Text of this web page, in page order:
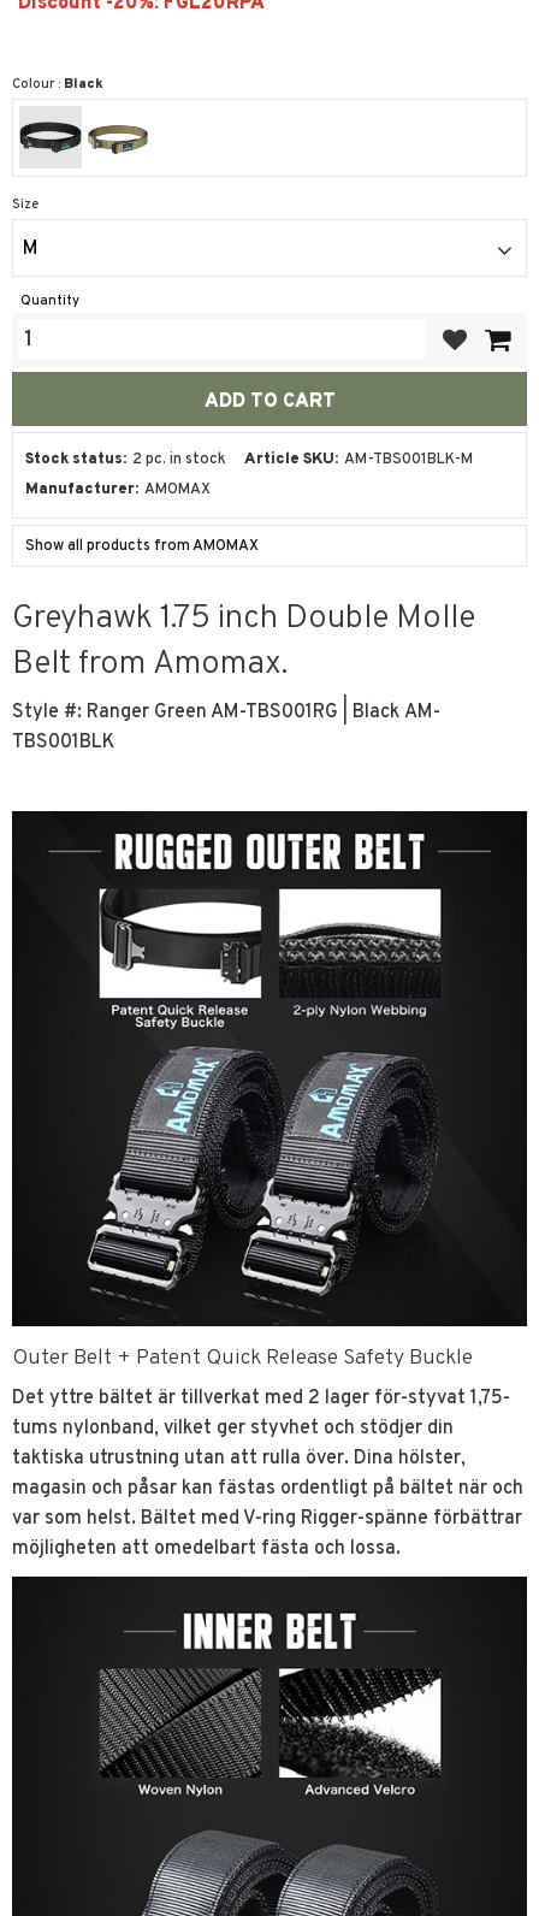
Colour : Black
Size
M
Quantity
Stock status 2 pc. in stock Article SKU AM-TBS001BLK-M
Manufacturer AMOMAX
Show all products from AMOMAX
Greyhawk 1.75 inch Double Molle
Belt from Amomax.
Style #: Ranger Green AM-TBS001RG | Black AM-
TBS001BLK
Outer Belt + Patent Quick Release Safety Buckle
Det yttre bältet är tillverkat med 2 lager för-styvat 1,75-
tums nylonband, vilket ger styvhet och stödjer din
taktiska utrustning utan att rulla över. Dina hölster,
magasin och påsar kan fästas ordentligt på bältet när och
var som helst. Bältet med V-ring Rigger-spänne förbättrar
möjligheten att omedelbart fästa och lossa.